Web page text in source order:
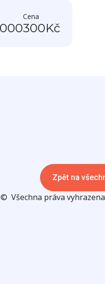
Cena
300Kč
Zpět na
© Všechna práva